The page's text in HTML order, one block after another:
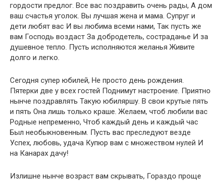
гордости предлог. Все вас поздравить очень рады, А дом
ваш счастья уголок. Вы лучшая жена и мама. Супруг и
дети любят вас И вы любима всеми нами, Так пусть же
вам Господь воздаст За добродетель, состраданье И за
душевное тепло. Пусть исполняются желанья Живите
долго и легко.
Сегодня супер юбилей, Не просто день рождения.
Пятерки две у всех гостей Поднимут настроение. Приятно
нынче поздравлять Такую юбиляршу. В свои крутые пять
и пять Она лишь только краше. Желаем, чтоб любили вас
Родные непременно, Чтоб каждый день и каждый час
Был необыкновенным. Пусть вас преследуют везде
Успех, любовь, удача Купюр вам с множеством нулей И
на Канарах дачу!
Излишне нынче возраст вам скрывать, Гораздо проще